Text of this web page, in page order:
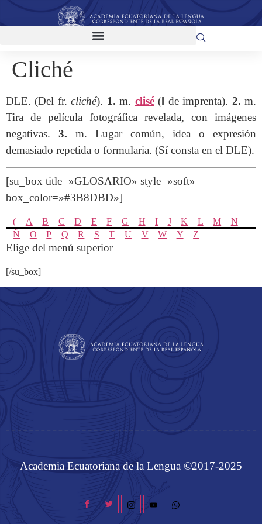
Cliché
DLE. (Del fr.cliché). 1. m. clisé(‖ de imprenta). 2. m.
Tira de película fotográfica revelada, con imágenes
negativas. 3. m. Lugar común, idea o expresión
demasiado repetida o formularia. (Sí consta en el DLE).
[su_box title=»GLOSARIO» style=»soft»
box_color=»#3B8DBD»]
( A B C D E F G H I J K L M
N
Ñ
O P Q R S T U V W Y Z
Elige del menú superior
[/su_box]
Academia Ecuatoriana de la Lengua ©2017-2025